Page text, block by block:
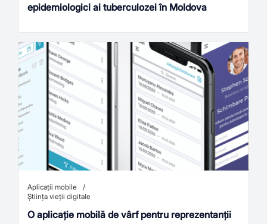
epidemiologici ai tuberculozei în Moldova
Aplicații mobile
Știința vieții digitale
O aplicație mobilă de vârf pentru reprezentanții